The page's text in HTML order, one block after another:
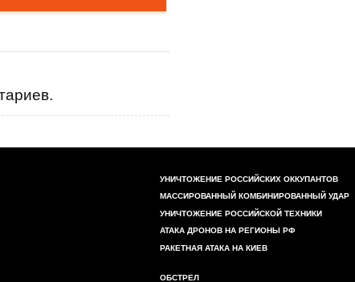
УНИЧТОЖЕНИЕ РОССИЙСКИХ ОККУПАНТОВ
МАССИРОВАННЫЙ КОМБИНИРОВАННЫЙ УДАР
УНИЧТОЖЕНИЕ РОССИЙСКОЙ ТЕХНИКИ
АТАКА ДРОНОВ НА РЕГИОНЫ РФ
РАКЕТНАЯ АТАКА НА КИЕВ
ОБСТРЕЛ